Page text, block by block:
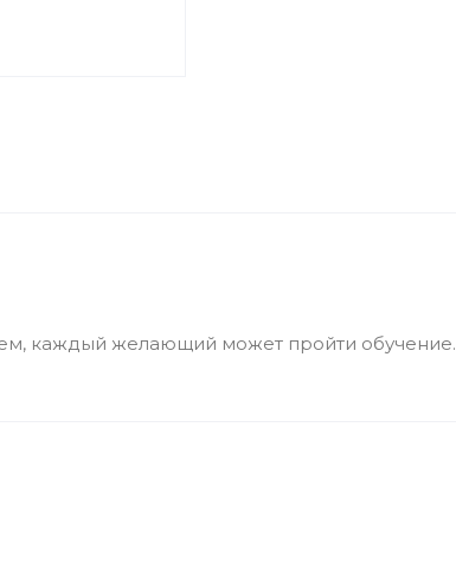
каждый желающий может пройти обучение.